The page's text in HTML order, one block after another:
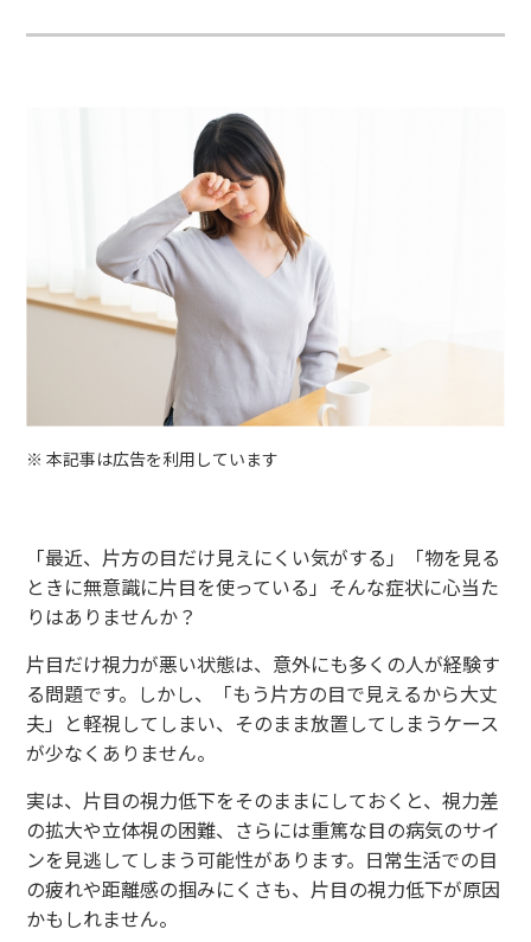
※ 本記事は広告を利用しています
「最近、片方の目だけ見えにくい気がする」「物を見る
ときに無意識に片目を使っている」そんな症状に心当た
りはありませんか？
片目だけ視力が悪い状態は、意外にも多くの人が経験す
る問題です。しかし、「もう片方の目で見えるから大丈
夫」と軽視してしまい、そのまま放置してしまうケース
が少なくありません。
実は、片目の視力低下をそのままにしておくと、視力差
の拡大や立体視の困難、さらには重篤な目の病気のサイ
ンを見逃してしまう可能性があります。日常生活での目
の疲れや距離感の掴みにくさも、片目の視力低下が原因
かもしれません。